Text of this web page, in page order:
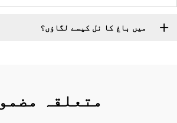
میں باغ کا نل کیسے لگاؤں؟
متعلقہ